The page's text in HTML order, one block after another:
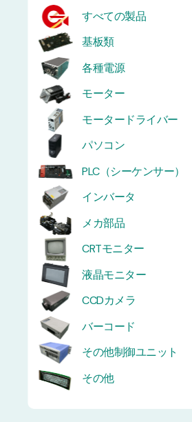
すべての製品
基板類
各種電源
モーター
モータードライバー
パソコン
PLC（シーケンサー）
インバータ
メカ部品
CRTモニター
液晶モニター
CCDカメラ
バーコード
その他制御ユニット
その他